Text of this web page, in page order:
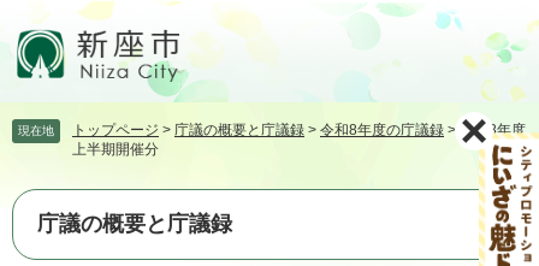
頭
す。
飛
て
本
現在地 トップページ > 庁議の概要と庁議録 > 令和8年度の庁議録 > 令和8年度
上半期開催分
庁議の概要と庁議録